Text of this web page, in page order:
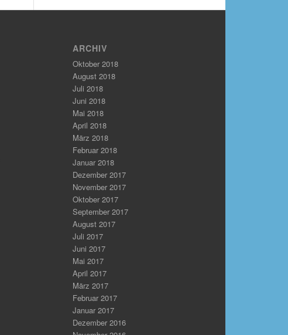
ARCHIV
Oktober 2018
August 2018
Juli 2018
Juni 2018
Mai 2018
April 2018
März 2018
Februar 2018
Januar 2018
Dezember 2017
November 2017
Oktober 2017
September 2017
August 2017
Juli 2017
Juni 2017
Mai 2017
April 2017
März 2017
Februar 2017
Januar 2017
Dezember 2016